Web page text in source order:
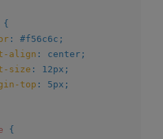
{
: #f56c6c ;
align : center ;
size : 12px ;
top : 5px ;
{